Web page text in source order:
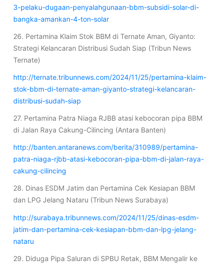
3-pelaku-dugaan-penyalahgunaan-bbm-subsidi-solar-di-
bangka-amankan-4-ton-solar
26. Pertamina Klaim Stok BBM di Ternate Aman, Giyanto:
Strategi Kelancaran Distribusi Sudah Siap (Tribun News
Ternate)
http://ternate.tribunnews.com/2024/11/25/pertamina-klaim-
stok-bbm-di-ternate-aman-giyanto-strategi-kelancaran-
distribusi-sudah-siap
27. Pertamina Patra Niaga RJBB atasi kebocoran pipa BBM
di Jalan Raya Cakung-Cilincing (Antara Banten)
http://banten.antaranews.com/berita/310989/pertamina-
patra-niaga-rjbb-atasi-kebocoran-pipa-bbm-di-jalan-raya-
cakung-cilincing
28. Dinas ESDM Jatim dan Pertamina Cek Kesiapan BBM
dan LPG Jelang Nataru (Tribun News Surabaya)
http://surabaya.tribunnews.com/2024/11/25/dinas-esdm-
jatim-dan-pertamina-cek-kesiapan-bbm-dan-lpg-jelang-
nataru
29. Diduga Pipa Saluran di SPBU Retak, BBM Mengalir ke